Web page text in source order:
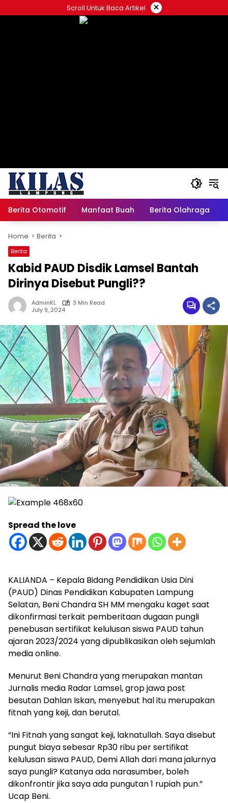
to
Scroll Untuk Baca Artikel ×
Berita Otomotif Manfaat Buah Berita Olahraga
Home Berita
Berita
Kabid PAUD Disdik Lamsel Bantah
Dirinya Disebut Pungli??
AdminKL
3 Min Read
July 9, 2024
Spread the love
KALIANDA – Kepala Bidang Pendidikan Usia Dini
(PAUD) Dinas Pendidikan Kabupaten Lampung
Selatan, Beni Chandra SH MM mengaku kaget saat
dikonfirmasi terkait pemberitaan dugaan pungli
penebusan sertifikat kelulusan siswa PAUD tahun
ajaran 2023/2024 yang dipublikasikan oleh sejumlah
media online.
Menurut Beni Chandra yang merupakan mantan
Jurnalis media Radar Lamsel, grop jawa post
besutan Dahlan Iskan, menyebut hal itu merupakan
fitnah yang keji, dan berutal.
“Ini Fitnah yang sangat keji, laknatullah. Saya disebut
pungut biaya sebesar Rp30 ribu per sertifikat
kelulusan siswa PAUD, Demi Allah dari mana jalurnya
saya pungli? Katanya ada narasumber, boleh
dikonfrontir jika saya ada pungutan 1 rupiah pun.”
Ucap Beni.